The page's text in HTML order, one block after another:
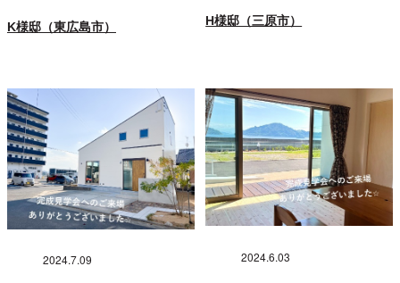
K様邸（東広島市） H様邸（三原市）
2024.7.09 2024.6.03